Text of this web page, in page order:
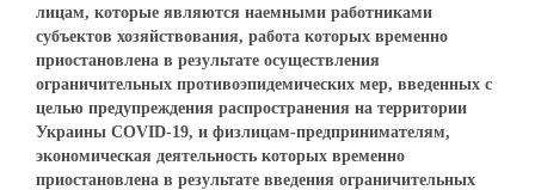
лицам, которые являются наемными работниками
субъектов хозяйствования, работа которых временно
приостановлена в результате осуществления
ограничительных противоэпидемических мер, введенных с
целью предупреждения распространения на территории
Украины COVID-19, и физлицам-предпринимателям,
экономическая деятельность которых временно
приостановлена в результате введения ограничительных